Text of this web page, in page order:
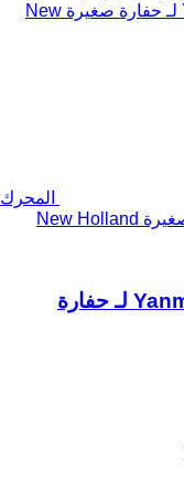
المحرك
Yanmar 3TNE82A - 3TNV82A لـ حفارة صغيرة New Holland
المحرك Yanmar 3TNE82A - 3TNV82A لـ حفارة